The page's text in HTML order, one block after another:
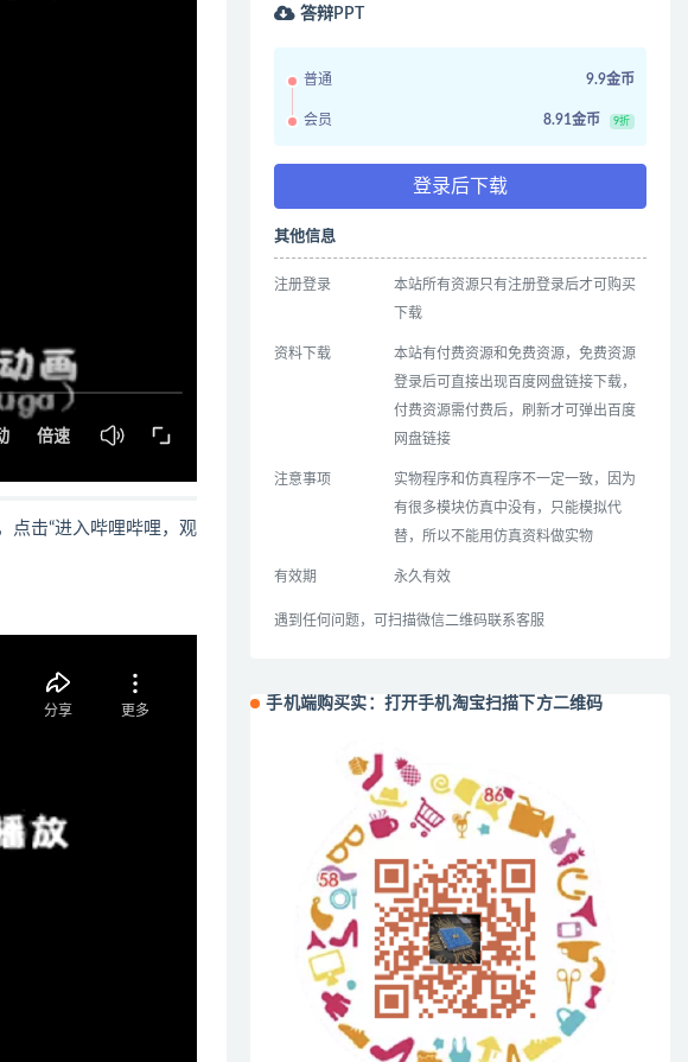
点击“进入哔哩哔哩，观
答辩PPT
普通 9.9金币
会员 8.91金币 9折
登录后下载
其他信息
注册登录
本站所有资源只有注册登录后才可购买
下载
资料下载
本站有付费资源和免费资源，免费资源
登录后可直接出现百度网盘链接下载，
付费资源需付费后，刷新才可弹出百度
网盘链接
注意事项
实物程序和仿真程序不一定一致，因为
有很多模块仿真中没有，只能模拟代
替，所以不能用仿真资料做实物
有效期 永久有效
遇到任何问题，可扫描微信二维码联系客服
手机端购买实：打开手机淘宝扫描下方二维码